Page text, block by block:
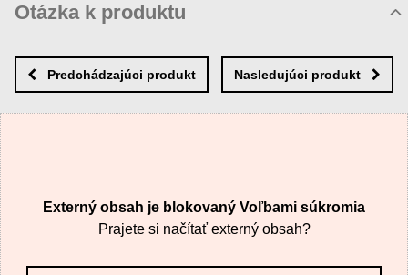
Zatiaľ nie sú žiadne komentáre! Buďte prvý!
Nový komentár
Otázka k produktu
MENO
VAŠA OTÁZKA K PRODUKTU
Predchádzajúci produkt Nasledujúci produkt
Externý obsah je blokovaný Voľbami súkromia
Prajete si načítať externý obsah?